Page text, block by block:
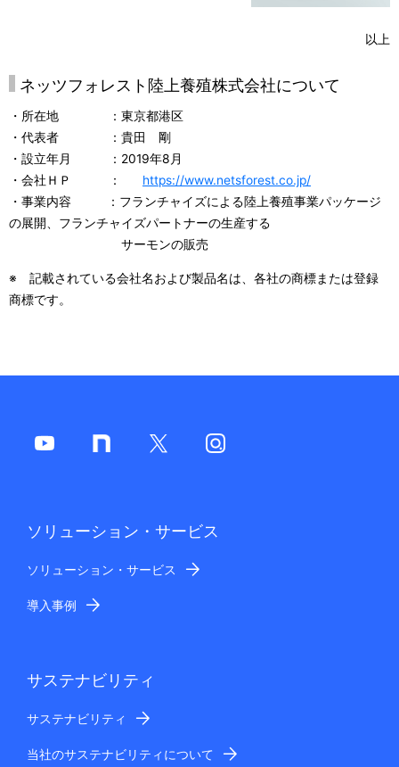
以上
ネッツフォレスト陸上養殖株式会社について
・所在地 ：東京都港区
・代表者 ：貴田 剛
・設立年月 ：2019年8月
・会社ＨＰ ：
https://www.netsforest.co.jp/
・事業内容 ：フランチャイズによる陸上養殖事業パッケージ
の展開、フランチャイズパートナーの生産する
サーモンの販売
※ 記載されている会社名および製品名は、各社の商標または登録
商標です。
ソリューション・サービス
ソリューション・サービス
導入事例
サステナビリティ
サステナビリティ
当社のサステナビリティについて